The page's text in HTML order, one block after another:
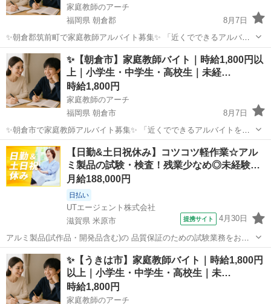
家庭教師のアーチ
福岡県 朝倉郡
8月7日
✨朝倉郡筑前町で家庭教師アルバイト募集✨ 「近くでできるアルバイ
トを探している」 「筑前町で家庭教師の仕事に興味がある」 「子ども
の学習をじっくりサポートしたい」 そんな方におすすめの家庭教師バ
イトです。 ...
福岡 朝倉郡 家庭教師 時給
✨【朝倉市】家庭教師バイト｜時給1,800円以
上｜小学生・中学生・高校生｜未経…
時給1,800円
家庭教師のアーチ
福岡県 朝倉市
8月7日
✨朝倉市で家庭教師アルバイト募集✨ 「近くでできるアルバイトを探
している」 「朝倉市で家庭教師の仕事に興味がある」 「子どもの学習
をしっかりサポートしたい」 そんな方におすすめの家庭教師バイトで
す。 現...
福岡 朝倉市 家庭教師 時給
【日勤&土日祝休み】コツコツ軽作業☆アル
ミ製品の試験・検査！残業少なめ◎未経験…
月給188,000円
日払い
UTエージェント株式会社
滋賀県 米原市
提携サイト 4月30日
アルミ製品(試作品・開発品含む)の 品質保証のための試験業務をお任
せします♪ ＜具体的には…？＞ ・アルミック容器完成品の凹みやキズ
の検査をする ・装置から出てきた製品に傷がないか確認する ・出来た
製品の個数を確認し梱包す...
滋賀 米原市 その他
✨【うきは市】家庭教師バイト｜時給1,800円
以上｜小学生・中学生・高校生｜未…
時給1,800円
家庭教師のアーチ